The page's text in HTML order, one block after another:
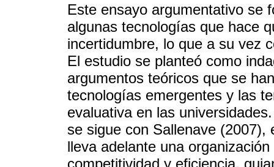
Este ensayo argumentativo se
algunas tecnologías que hace
incertidumbre, lo que a su vez
El estudio se planteó como
argumentos teóricos que se
tecnologías emergentes y las
evaluativa en las
se sigue con Sallenave (2007),
lleva adelante una
competitividad y eficiencia,